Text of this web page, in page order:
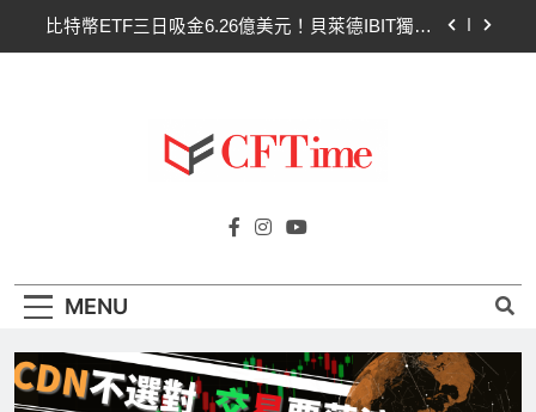
比特幣ETF三日吸金6.26億美元！貝萊德IBIT獨佔
以太幣區間壓縮！100日均線1,920成關鍵 期貨槓
桿比率逼近0.65
比特幣ETF三日吸金6.26億美元！貝萊德IBIT獨佔
CLARITY法案最後闖關！開發者免責與總統道德條
Cftime.io
AI（ChatGPT）、區塊鏈、NFT、加密貨
MENU